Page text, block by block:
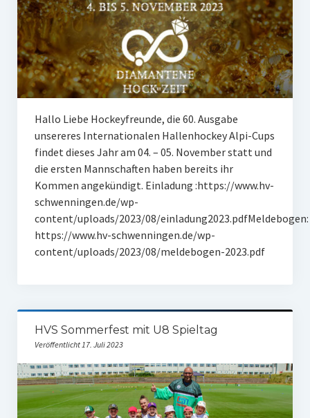
Hallo Liebe Hockeyfreunde, die 60. Ausgabe
unsereres Internationalen Hallenhockey Alpi-Cups
findet dieses Jahr am 04. – 05. November statt und
die ersten Mannschaften haben bereits ihr
Kommen angekündigt. Einladung :https://www.hv-
schwenningen.de/wp-
content/uploads/2023/08/einladung2023.pdfMeldebogen:
https://www.hv-schwenningen.de/wp-
content/uploads/2023/08/meldebogen-2023.pdf
HVS Sommerfest mit U8 Spieltag
Veröffentlicht 17. Juli 2023